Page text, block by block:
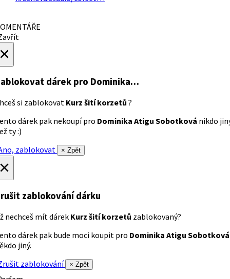
dárek pro Dominika…
si zablokovat Kurz šití korzetů ?
dárek pak nekoupí pro Dominika Atigu Sobotková nikdo
ty :)
zablokovat
× Zpět
zablokování dárku
nechceš mít dárek Kurz šití korzetů zablokovaný?
dárek pak bude moci koupit pro Dominika Atigu Sobotková
jiný.
zablokování
× Zpět